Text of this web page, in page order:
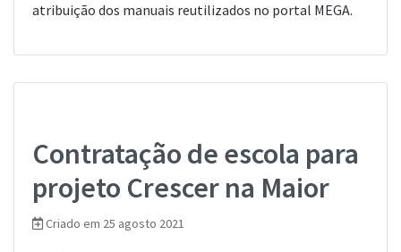
atribuição dos manuais reutilizados no portal MEGA.
Contratação de escola para
projeto Crescer na Maior
Criado em 25 agosto 2021